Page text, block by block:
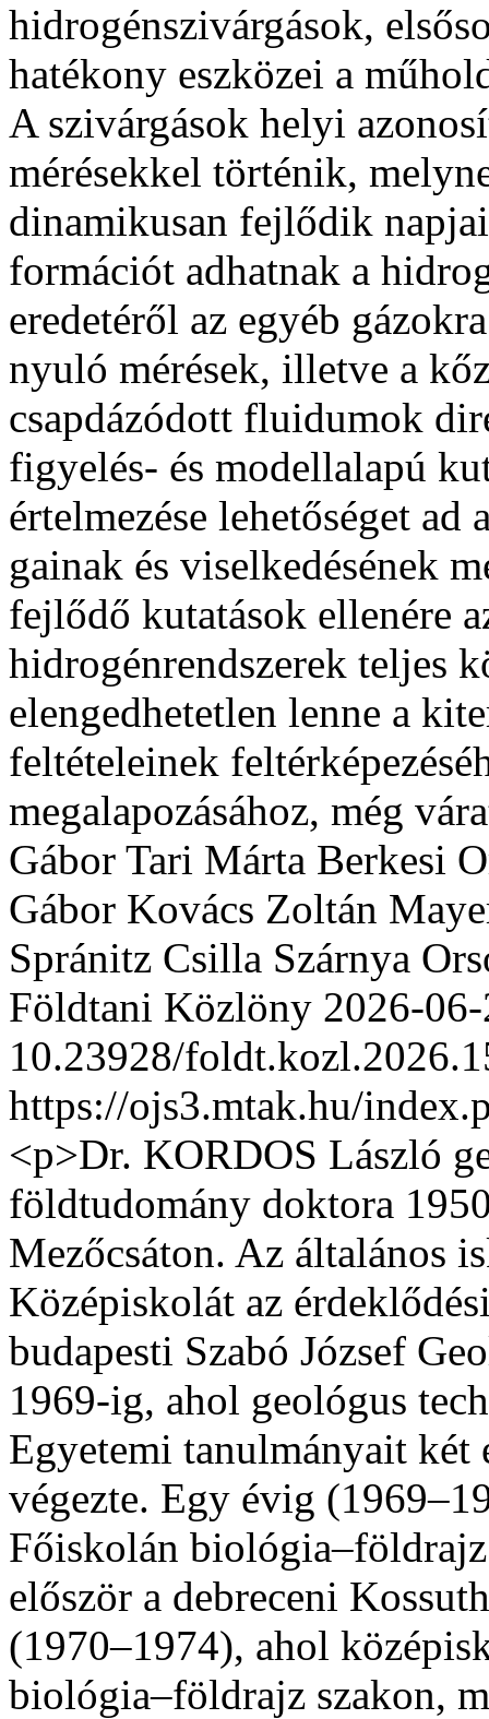
hidrogénszivárgások,
hatékony eszközei a
A szivárgások helyi
mérésekkel történik,
dinamikusan fejlődik
formációt adhatnak a
eredetéről az egyéb
nyu­ló mérések, illetve a
csapdázódott fluidumok
fi­gyelés- és modellalapú
értelmezése lehetőséget
gai­nak és viselkedésének
fejlődő kutatások ellenére
hidrogénrend­sze­rek teljes
elengedhetetlen lenne a
feltételeinek
megalapozásához, még
Gábor Tari Márta Berkesi
Gábor Kovács Zoltán
Spránitz Csilla Szárnya
Földtani Közlöny 2026-
10.23928/
https://ojs3.mtak.hu/
<p>Dr. KORDOS László
földtudomány doktora
Mezőcsáton. Az általános
Középiskolát az
budapesti Szabó József
1969-ig, ahol geológus
Egyetemi tanulmányait két
végezte. Egy évig
Főiskolán
először a debreceni
(1970–1974), ahol
biológia–földrajz szakon,